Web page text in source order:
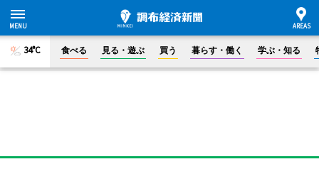
34°C 食べる 見る・遊ぶ 買う 暮らす・働く 学ぶ・知る